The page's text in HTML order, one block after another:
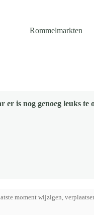
Rommelmarkten
er is nog genoeg leuks te
moment wijzigen,